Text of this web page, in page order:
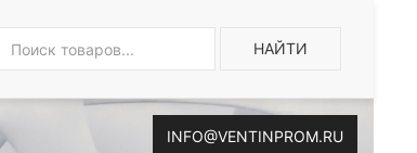
НАЙТИ
INFO@VENTINPROM.RU